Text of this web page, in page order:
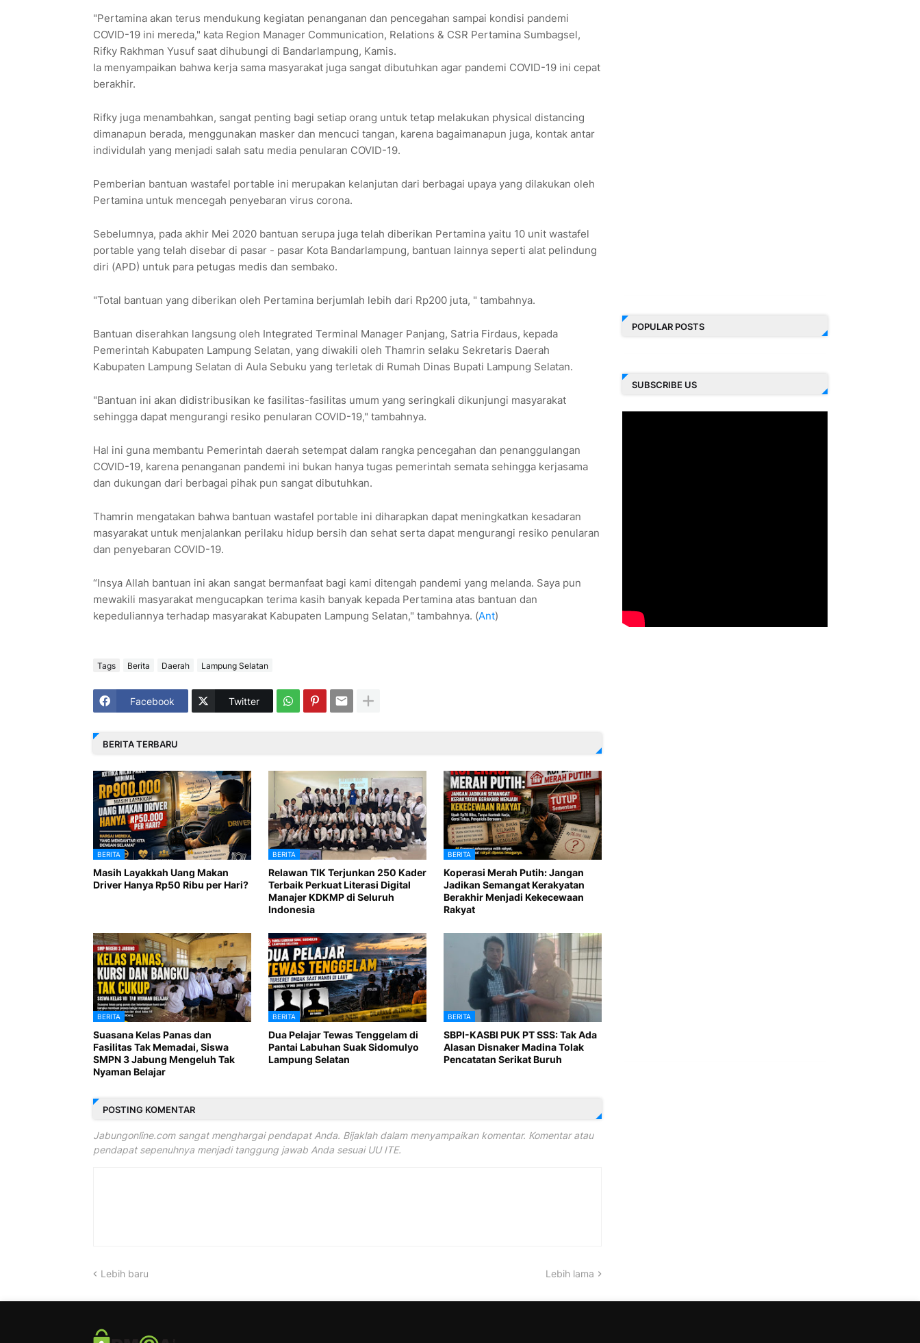
"Pertamina akan terus mendukung kegiatan penanganan dan pencegahan sampai kondisi pandemi
COVID-19 ini mereda," kata Region Manager Communication, Relations & CSR Pertamina Sumbagsel,
Rifky Rakhman Yusuf saat dihubungi di Bandarlampung, Kamis.
Ia menyampaikan bahwa kerja sama masyarakat juga sangat dibutuhkan agar pandemi COVID-19 ini cepat
berakhir.
Rifky juga menambahkan, sangat penting bagi setiap orang untuk tetap melakukan physical distancing
dimanapun berada, menggunakan masker dan mencuci tangan, karena bagaimanapun juga, kontak antar
individulah yang menjadi salah satu media penularan COVID-19.
Pemberian bantuan wastafel portable ini merupakan kelanjutan dari berbagai upaya yang dilakukan oleh
Pertamina untuk mencegah penyebaran virus corona.
Sebelumnya, pada akhir Mei 2020 bantuan serupa juga telah diberikan Pertamina yaitu 10 unit wastafel
portable yang telah disebar di pasar - pasar Kota Bandarlampung, bantuan lainnya seperti alat pelindung
diri (APD) untuk para petugas medis dan sembako.
"Total bantuan yang diberikan oleh Pertamina berjumlah lebih dari Rp200 juta, " tambahnya.
Bantuan diserahkan langsung oleh Integrated Terminal Manager Panjang, Satria Firdaus, kepada
Pemerintah Kabupaten Lampung Selatan, yang diwakili oleh Thamrin selaku Sekretaris Daerah
Kabupaten Lampung Selatan di Aula Sebuku yang terletak di Rumah Dinas Bupati Lampung Selatan.
"Bantuan ini akan didistribusikan ke fasilitas-fasilitas umum yang seringkali dikunjungi masyarakat
sehingga dapat mengurangi resiko penularan COVID-19," tambahnya.
Hal ini guna membantu Pemerintah daerah setempat dalam rangka pencegahan dan penanggulangan
COVID-19, karena penanganan pandemi ini bukan hanya tugas pemerintah semata sehingga kerjasama
dan dukungan dari berbagai pihak pun sangat dibutuhkan.
Thamrin mengatakan bahwa bantuan wastafel portable ini diharapkan dapat meningkatkan kesadaran
masyarakat untuk menjalankan perilaku hidup bersih dan sehat serta dapat mengurangi resiko penularan
dan penyebaran COVID-19.
“Insya Allah bantuan ini akan sangat bermanfaat bagi kami ditengah pandemi yang melanda. Saya pun
mewakili masyarakat mengucapkan terima kasih banyak kepada Pertamina atas bantuan dan
kepeduliannya terhadap masyarakat Kabupaten Lampung Selatan," tambahnya. (Ant)
Tags Berita Daerah Lampung Selatan
Facebook Twitter
BERITA TERBARU
BERITA
Masih Layakkah Uang Makan
Driver Hanya Rp50 Ribu per Hari?
BERITA
Relawan TIK Terjunkan 250 Kader
Terbaik Perkuat Literasi Digital
Manajer KDKMP di Seluruh
Indonesia
BERITA
Koperasi Merah Putih: Jangan
Jadikan Semangat Kerakyatan
Berakhir Menjadi Kekecewaan
Rakyat
BERITA
Suasana Kelas Panas dan
Fasilitas Tak Memadai, Siswa
SMPN 3 Jabung Mengeluh Tak
Nyaman Belajar
BERITA
Dua Pelajar Tewas Tenggelam di
Pantai Labuhan Suak Sidomulyo
Lampung Selatan
BERITA
SBPI-KASBI PUK PT SSS: Tak Ada
Alasan Disnaker Madina Tolak
Pencatatan Serikat Buruh
POSTING KOMENTAR
Jabungonline.com sangat menghargai pendapat Anda. Bijaklah dalam menyampaikan komentar. Komentar atau
pendapat sepenuhnya menjadi tanggung jawab Anda sesuai UU ITE.
Lebih baru Lebih lama
POPULAR POSTS
SUBSCRIBE US